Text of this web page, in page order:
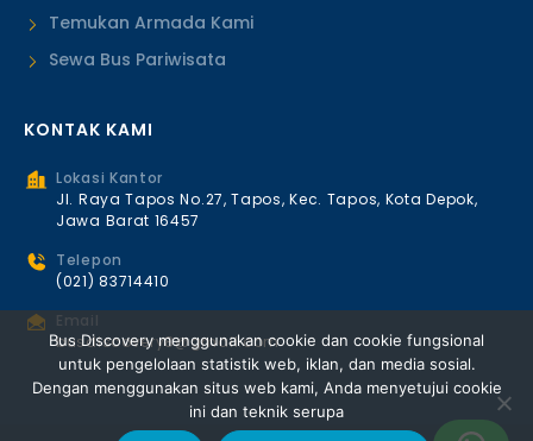
Temukan Armada Kami
Sewa Bus Pariwisata
KONTAK KAMI
Lokasi Kantor
Jl. Raya Tapos No.27, Tapos, Kec. Tapos, Kota Depok,
Jawa Barat 16457
Telepon
(021) 83714410
Email
busdiscovery8@gmail.com
Bus Discovery menggunakan cookie dan cookie fungsional
untuk pengelolaan statistik web, iklan, dan media sosial.
Dengan menggunakan situs web kami, Anda menyetujui cookie
ini dan teknik serupa